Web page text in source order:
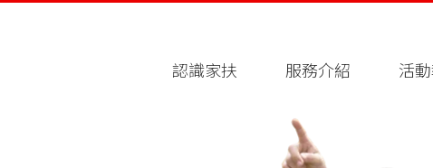
認識家扶 服務介紹 活